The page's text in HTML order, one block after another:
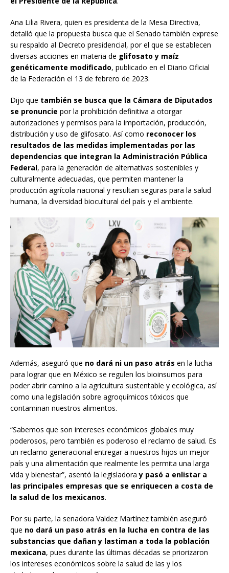
Ana Lilia Rivera, quien es presidenta de la Mesa Directiva,
detalló que la propuesta busca que el Senado también exprese
su respaldo al Decreto presidencial, por el que se establecen
diversas acciones en materia de glifosato y maíz
genéticamente modificado, publicado en el Diario Oficial
de la Federación el 13 de febrero de 2023.
Dijo que también se busca que la Cámara de Diputados
se pronuncie por la prohibición definitiva a otorgar
autorizaciones y permisos para la importación, producción,
distribución y uso de glifosato. Así como reconocer los
resultados de las medidas implementadas por las
dependencias que integran la Administración Pública
Federal, para la generación de alternativas sostenibles y
culturalmente adecuadas, que permiten mantener la
producción agrícola nacional y resultan seguras para la salud
humana, la diversidad biocultural del país y el ambiente.
Además, aseguró que no dará ni un paso atrás en la lucha
para lograr que en México se regulen los bioinsumos para
poder abrir camino a la agricultura sustentable y ecológica, así
como una legislación sobre agroquímicos tóxicos que
contaminan nuestros alimentos.
“Sabemos que son intereses económicos globales muy
poderosos, pero también es poderoso el reclamo de salud. Es
un reclamo generacional entregar a nuestros hijos un mejor
país y una alimentación que realmente les permita una larga
vida y bienestar”, asentó la legisladoray pasó a enlistar a
las principales empresas que se enriquecen a costa de
la salud de los mexicanos.
Por su parte, la senadora Valdez Martínez también aseguró
que no dará un paso atrás en la lucha en contra de las
substancias que dañan y lastiman a toda la población
mexicana, pues durante las últimas décadas se priorizaron
los intereses económicos sobre la salud de las y los